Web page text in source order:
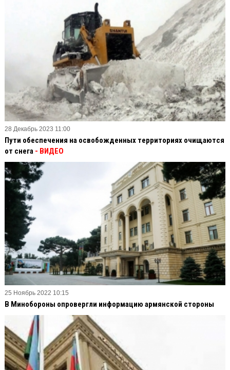
28 Декабрь 2023 11:00
Пути обеспечения на освобожденных территориях очищаются
от снега - ВИДЕО
25 Ноябрь 2022 10:15
В Минобороны опровергли информацию армянской стороны